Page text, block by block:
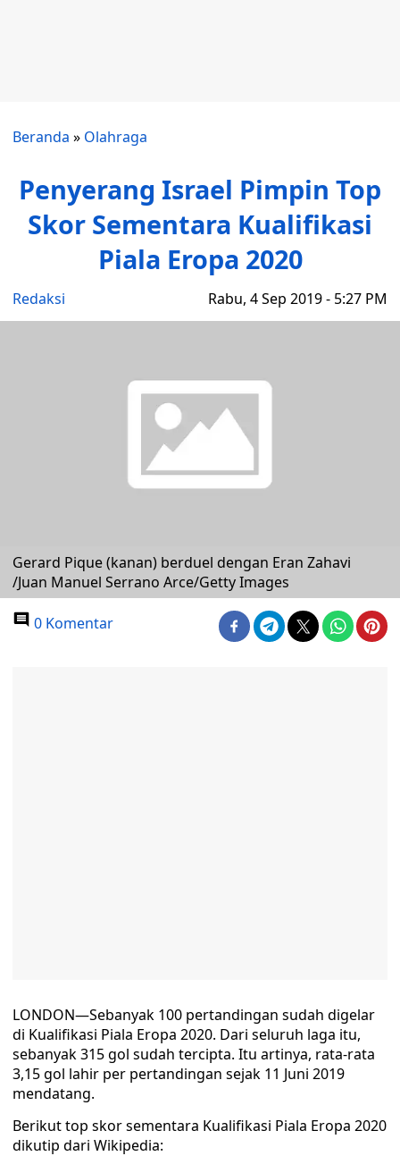
Beranda » Olahraga
Penyerang Israel Pimpin Top
Skor Sementara Kualifikasi
Piala Eropa 2020
Redaksi Rabu, 4 Sep 2019 - 5:27 PM
Gerard Pique (kanan) berduel dengan Eran Zahavi
/Juan Manuel Serrano Arce/Getty Images
0 Komentar
LONDON—Sebanyak 100 pertandingan sudah digelar
di Kualifikasi Piala Eropa 2020. Dari seluruh laga itu,
sebanyak 315 gol sudah tercipta. Itu artinya, rata-rata
3,15 gol lahir per pertandingan sejak 11 Juni 2019
mendatang.
Berikut top skor sementara Kualifikasi Piala Eropa 2020
dikutip dari Wikipedia: